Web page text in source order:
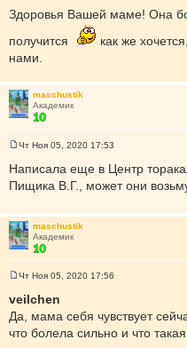
о
щ
н
е
Здоровья Вашей маме! Она
получится
как же
нами.
maschustik
Академик
о
б
н
и
е
Чт Ноя 05, 2020 17:53
Написала еще в Центр
Пищика В.Г., может они
maschustik
Академик
о
б
е
Чт Ноя 05, 2020 17:56
veilchen
Да, мама себя чувствует
что болела сильно и что